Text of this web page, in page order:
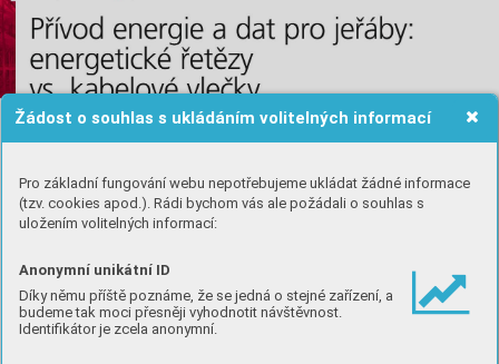
Žádost o souhlas s ukládáním volitelných informací
Pro základní fungování webu nepotřebujeme ukládat žádné informace
(tzv. cookies apod.). Rádi bychom vás ale požádali o souhlas s
uložením volitelných informací:
Anonymní unikátní ID
Díky němu příště poznáme, že se jedná o stejné zařízení, a
budeme tak moci přesněji vyhodnotit návštěvnost.
Identifikátor je zcela anonymní.